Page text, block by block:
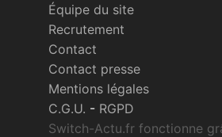
Équipe du site
Recrutement
Contact
Contact presse
Mentions légales
C.G.U. - RGPD
Switch-Actu.fr fonctionne